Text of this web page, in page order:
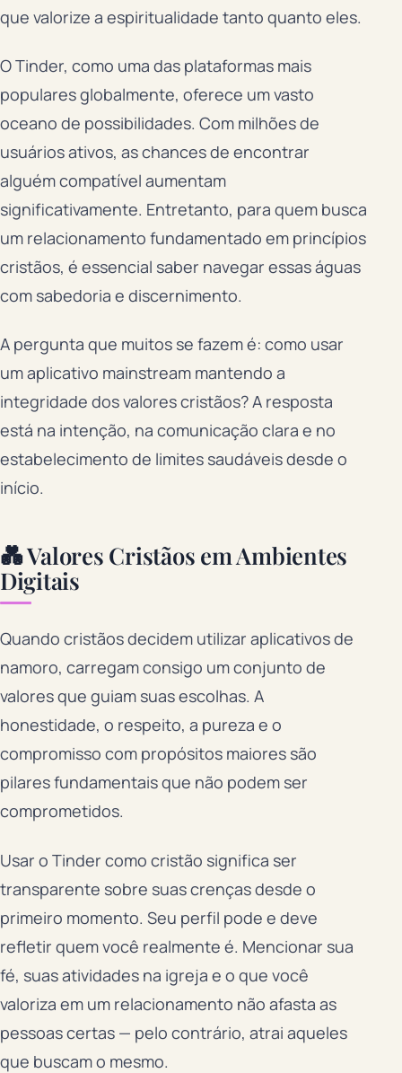
que valorize a espiritualidade tanto quanto eles.
O Tinder, como uma das plataformas mais
populares globalmente, oferece um vasto
oceano de possibilidades. Com milhões de
usuários ativos, as chances de encontrar
alguém compatível aumentam
significativamente. Entretanto, para quem busca
um relacionamento fundamentado em princípios
cristãos, é essencial saber navegar essas águas
com sabedoria e discernimento.
A pergunta que muitos se fazem é: como usar
um aplicativo mainstream mantendo a
integridade dos valores cristãos? A resposta
está na intenção, na comunicação clara e no
estabelecimento de limites saudáveis desde o
início.
💑 Valores Cristãos em Ambientes
Digitais
Quando cristãos decidem utilizar aplicativos de
namoro, carregam consigo um conjunto de
valores que guiam suas escolhas. A
honestidade, o respeito, a pureza e o
compromisso com propósitos maiores são
pilares fundamentais que não podem ser
comprometidos.
Usar o Tinder como cristão significa ser
transparente sobre suas crenças desde o
primeiro momento. Seu perfil pode e deve
refletir quem você realmente é. Mencionar sua
fé, suas atividades na igreja e o que você
valoriza em um relacionamento não afasta as
pessoas certas — pelo contrário, atrai aqueles
que buscam o mesmo.